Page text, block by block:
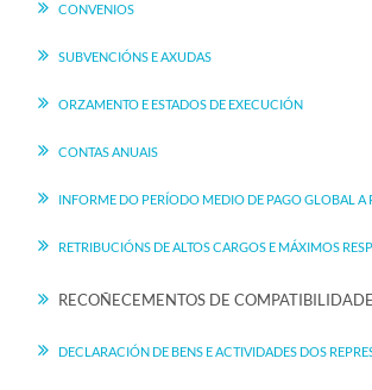
CONVENIOS
SUBVENCIÓNS E AXUDAS
ORZAMENTO E ESTADOS DE EXECUCIÓN
CONTAS ANUAIS
INFORME DO PERÍODO MEDIO DE PAGO GLOBAL A
RETRIBUCIÓNS DE ALTOS CARGOS E MÁXIMOS
RECOÑECEMENTOS DE COMPATIBILIDADE
DECLARACIÓN DE BENS E ACTIVIDADES DOS